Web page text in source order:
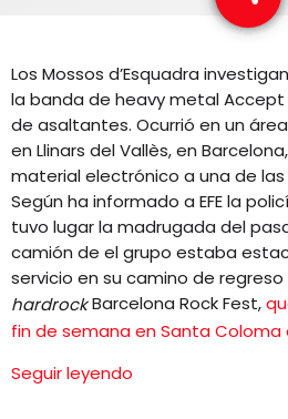
Los Mossos d’Esquadra
la banda de heavy metal
de asaltantes. Ocurrió en un
en Llinars del Vallès, en
material electrónico a una de
Según ha informado a EFE la
tuvo lugar la madrugada del
camión de el grupo estaba
servicio en su camino de
hardrockBarcelona Rock Fest,
fin de semana en Santa
Seguir leyendo